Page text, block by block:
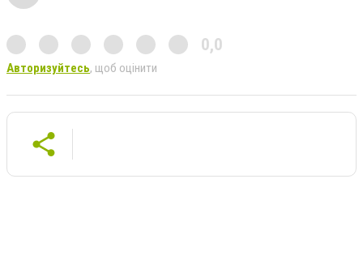
0,0
Авторизуйтесь, щоб оцінити